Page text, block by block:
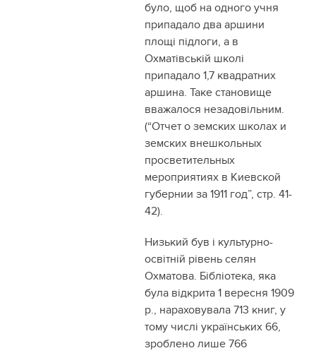
було, щоб на одного учня
припадало два аршини
площі підлоги, а в
Охматівській школі
припадало 1,7 квадратних
аршина. Таке становище
вважалося незадовільним.
(“Отчет о земских школах и
земских внешкольных
просветительных
мероприятиях в Киевской
губернии за 1911 год”, стр. 41-
42).
Низький був і культурно-
освітній рівень селян
Охматова. Бібліотека, яка
була відкрита 1 вересня 1909
р., нараховувала 713 книг, у
тому числі українських 66,
зроблено лише 766